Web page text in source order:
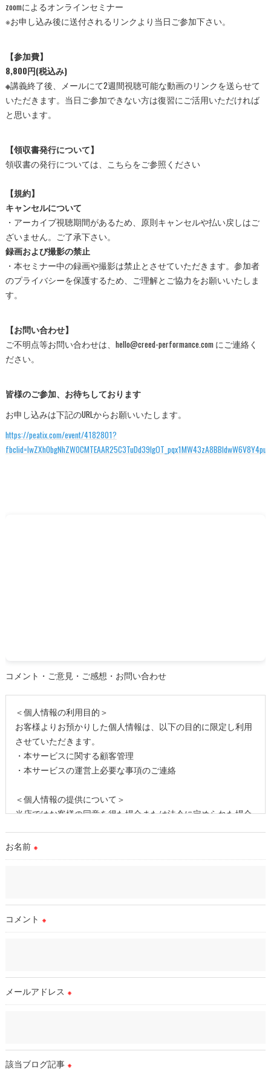
zoomによるオンラインセミナー
※お申し込み後に送付されるリンクより当日ご参加下さい。
【参加費】
8,800円(税込み)
※講義終了後、メールにて2週間視聴可能な動画のリンクを送らせて
いただきます。当日ご参加できない方は復習にご活用いただければ
と思います。
【領収書発行について】
領収書の発行については、 こちらをご参照ください
【規約】
キャンセルについて
・アーカイブ視聴期間があるため、原則キャンセルや払い戻しはご
ざいません。ご了承下さい。
録画および撮影の禁止
・本セミナー中の録画や撮影は禁止とさせていただきます。参加者
のプライバシーを保護するため、ご理解とご協力をお願いいたしま
す。
【お問い合わせ】
ご不明点等お問い合わせは、hello@creed-performance.com にご連絡く
ださい。
皆様のご参加、お待ちしております
お申し込みは下記のURLからお願いいたします。
https://peatix.com/event/4182801?
コメント・ご意見・ご感想・お問い合わせ
＜個人情報の利用目的＞
お客様よりお預かりした個人情報は、以下の目的に限定し利用
させていただきます。
・本サービスに関する顧客管理
・本サービスの運営上必要な事項のご連絡
＜個人情報の提供について＞
当店ではお客様の同意を得た場合または法令に定められた場合
取得した個人情報を第三者に提供することはいたしません。
これらの委託先に対しては個人情報保護契約等の措置をとり、
適切な監督を行います。
理対策を実施します。
お名前 ※
コメント ※
メールアドレス ※
該当ブログ記事 ※